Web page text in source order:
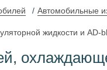
Автомобильные
жидкости и AD-